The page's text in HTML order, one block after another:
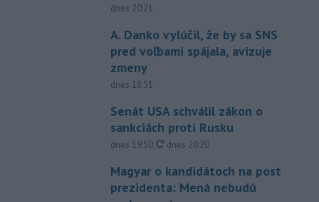
dnes 20:21
A. Danko vylúčil, že by sa SNS
pred voľbami spájala, avizuje
zmeny
dnes 18:51
Senát USA schválil zákon o
sankciách proti Rusku
dnes 19:50, aktualizované
dnes 20:20
Magyar o kandidátoch na post
prezidenta: Mená nebudú